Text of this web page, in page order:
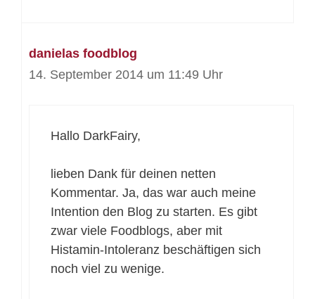
danielas foodblog
14. September 2014 um 11:49 Uhr
Hallo DarkFairy,
lieben Dank für deinen netten
Kommentar. Ja, das war auch meine
Intention den Blog zu starten. Es gibt
zwar viele Foodblogs, aber mit
Histamin-Intoleranz beschäftigen sich
noch viel zu wenige.